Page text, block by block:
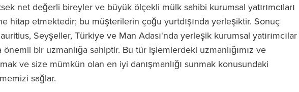
net değerli bireyler ve büyük ölçekli mülk sahibi kurumsal yatırımcıları
hitap etmektedir; bu müşterilerin çoğu yurtdışında yerleşiktir. Sonuç
Seyşeller, Türkiye ve Man Adası'nda yerleşik kurumsal yatırımcılar
bir uzmanlığa sahiptir. Bu tür işlemlerdeki uzmanlığımız ve
ve size mümkün olan en iyi danışmanlığı sunmak konusundaki
sağlar.